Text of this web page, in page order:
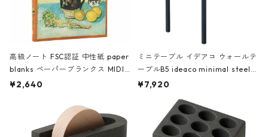
高級ノート FSC認証 中性紙 paper
blanks ペーパーブランクス MIDI
ハードカバー 罫線 ヴァン・ゴッホ
¥2,640
ミニテーブル イデアコ ウォールテ
ーブルB5 ideaco minimal steel f
urniture WALL Table B5 ネイビー
¥7,920